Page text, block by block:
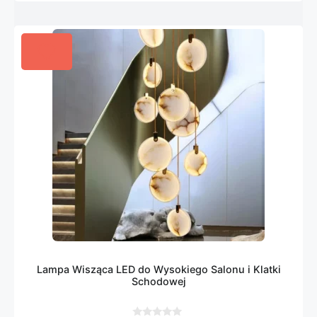
Lampa Wisząca LED do Wysokiego Salonu i Klatki
Schodowej